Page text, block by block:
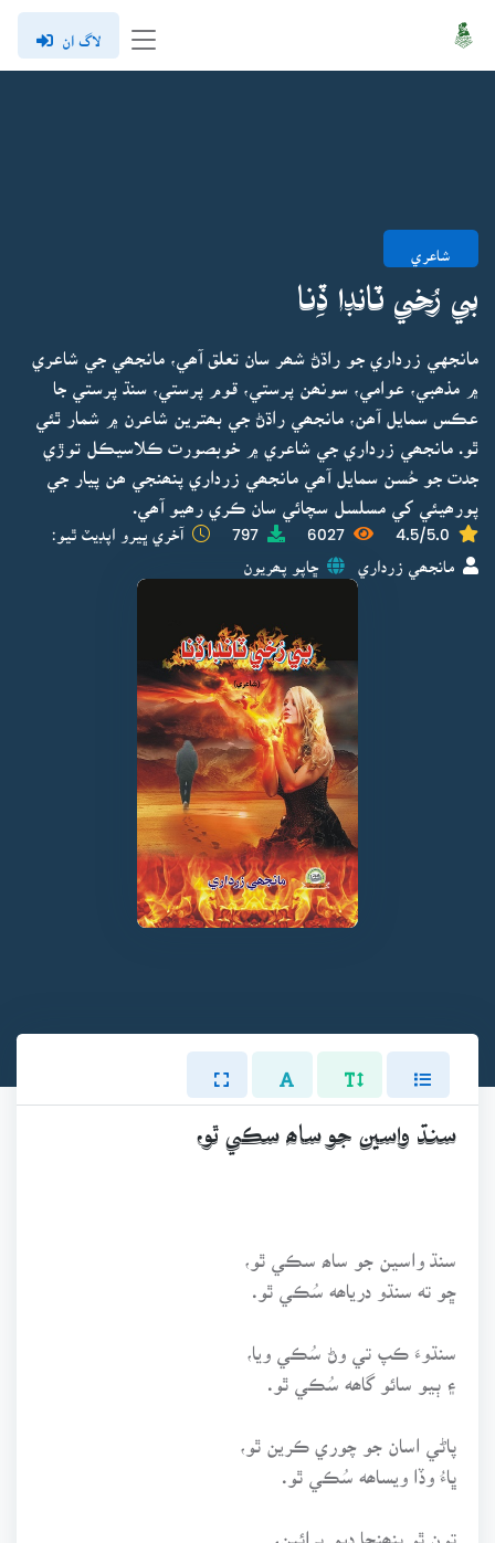
لاگ ان
شاعري
بي رُخي ٽانڊا ڏِنا
مانجهي زرداري جو راڌڻ شھر سان تعلق آھي، مانجھي جي شاعري
۾ مذھبي، عوامي، سونھن پرستي، قوم پرستي، سنڌ پرستي جا
عڪس سمايل آھن، مانجھي راڌڻ جي بھترين شاعرن ۾ شمار ٿئي
ٿو. مانجھي زرداري جي شاعري ۾ خوبصورت ڪلاسيڪل توڙي
جدت جو حُسن سمايل آھي مانجھي زرداري پنھنجي ھن پيار جي
پورھيئي کي مسلسل سچائي سان ڪري رھيو آھي.
4.5/5.0
6027
797 آخري ڀيرو اپڊيٽ ٿيو:
مانجھي زرداري ڇاپو پھريون
سنڌ واسين جو ساھ سڪي ٿو،
سنڌ واسين جو ساھ سڪي ٿو،
ڇو ته سنڌو درياھه سُڪي ٿو.
سنڌوءَ ڪپ تي وڻ سُڪي ويا،
۽ ٻيو سائو گاھه سُڪي ٿو.
پاڻي اسان جو چوري ڪرين ٿو،
ڀاءُ وڏا ويساھه سُڪي ٿو.
تون ٿو پنھنجا ڊيم ڀرائين،